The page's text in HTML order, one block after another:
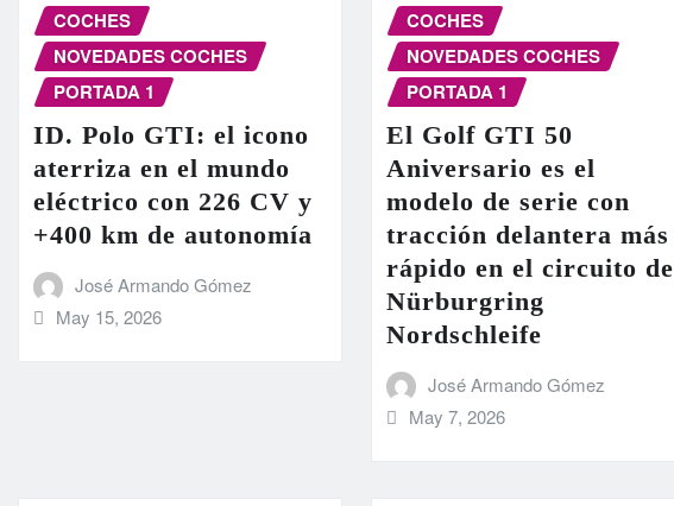
COCHES
NOVEDADES COCHES
PORTADA 1
ID. Polo GTI: el icono
aterriza en el mundo
eléctrico con 226 CV y
+400 km de autonomía
José Armando Gómez
May 15, 2026
COCHES
NOVEDADES COCHES
PORTADA 1
El Golf GTI 50
Aniversario es el
modelo de serie con
tracción delantera más
rápido en el circuito de
Nürburgring
Nordschleife
José Armando Gómez
May 7, 2026